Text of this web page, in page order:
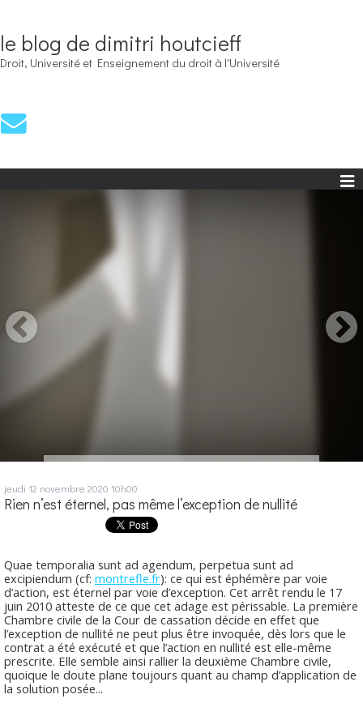
le blog de dimitri houtcieff
Droit, Université et Enseignement du droit à l'Université
jeudi 12 novembre 2020 10h00
Rien n’est éternel, pas même l’exception de nullité
Quae temporalia sunt ad agendum, perpetua sunt ad
excipiendum (cf: montrefle.fr): ce qui est éphémère par voie
d’action, est éternel par voie d’exception. Cet arrêt rendu le 17
juin 2010 atteste de ce que cet adage est périssable. La première
Chambre civile de la Cour de cassation décide en effet que
l’exception de nullité ne peut plus être invoquée, dès lors que le
contrat a été exécuté et que l’action en nullité est elle-même
prescrite. Elle semble ainsi rallier la deuxième Chambre civile,
quoique le doute plane toujours quant au champ d’application de
la solution posée...